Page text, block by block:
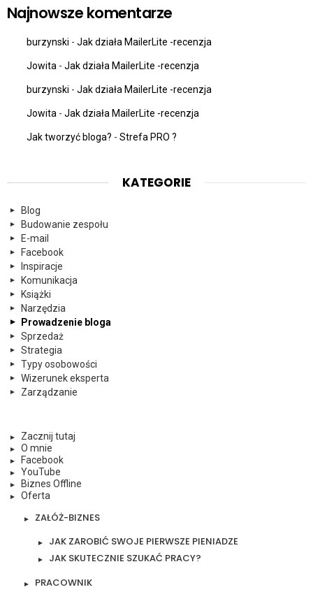
Najnowsze komentarze
burzynski - Jak działa MailerLite -recenzja
Jowita - Jak działa MailerLite -recenzja
burzynski - Jak działa MailerLite -recenzja
Jowita - Jak działa MailerLite -recenzja
Jak tworzyć bloga? - Strefa PRO ?
KATEGORIE
Blog
Budowanie zespołu
E-mail
Facebook
Inspiracje
Komunikacja
Książki
Narzędzia
Prowadzenie bloga
Sprzedaż
Strategia
Typy osobowości
Wizerunek eksperta
Zarządzanie
Zacznij tutaj
O mnie
Facebook
YouTube
Biznes Offline
Oferta
ZAŁÓŻ-BIZNES
JAK ZAROBIĆ SWOJE PIERWSZE PIENIADZE
JAK SKUTECZNIE SZUKAĆ PRACY?
PRACOWNIK